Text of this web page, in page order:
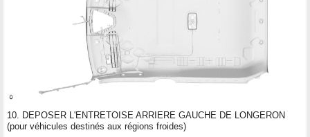
10. DEPOSER L'ENTRETOISE ARRIERE GAUCHE DE LONGERON
(pour véhicules destinés aux régions froides)